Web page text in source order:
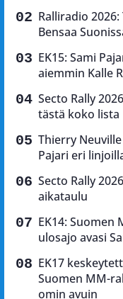
Ralliradio
Bensaa
EK15: Sami
aiemmin Kalle
Secto Rally
tästä koko lista
Thierry
Pajari eri
Secto Rally
aikataulu
EK14: Suomen
ulosajo avasi
EK17
Suomen MM-
omin avuin